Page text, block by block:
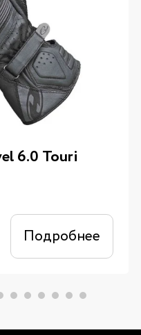
6.0 Touri
Подробнее